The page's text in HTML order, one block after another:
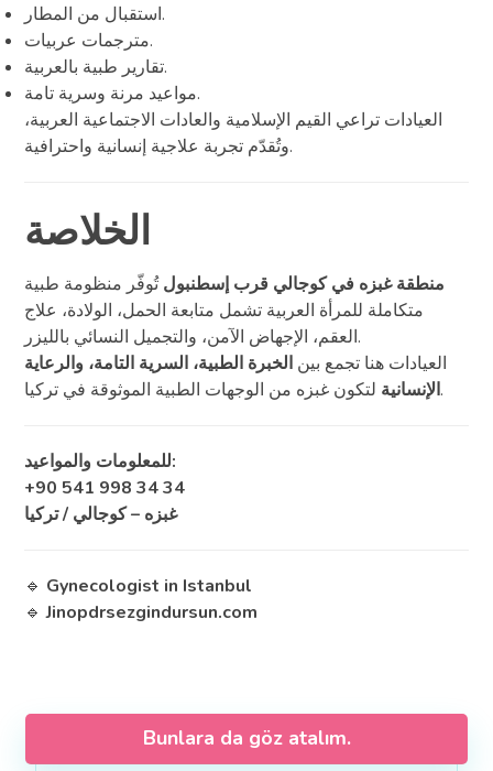
استقبال من المطار.
مترجمات عربيات.
تقارير طبية بالعربية.
مواعيد مرنة وسرية تامة.
العيادات تراعي القيم الإسلامية والعادات الاجتماعية العربية،
وتُقدّم تجربة علاجية إنسانية واحترافية.
الخلاصة
منطقة غبزه في كوجالي قرب إسطنبولتُوفّر منظومة طبية
متكاملة للمرأة العربية تشمل متابعة الحمل، الولادة، علاج
العقم، الإجهاض الآمن، والتجميل النسائي بالليزر.
العيادات هنا تجمع بين الخبرة الطبية، السرية التامة، والرعاية
الإنسانيةلتكون غبزه من الوجهات الطبية الموثوقة في تركيا.
للمعلومات والمواعيد:
+90 541 998 34 34
غبزه – كوجالي / تركيا
🔹 Gynecologist in Istanbul
🔹Jinopdrsezgindursun.com
Bunlara da göz atalım.